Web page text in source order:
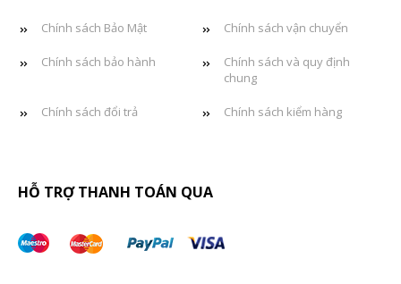
Chính sách Bảo Mật Chính sách vận chuyển
Chính sách bảo hành
Chính sách và quy định
chung
Chính sách đổi trả Chính sách kiểm hàng
HỖ TRỢ THANH TOÁN QUA